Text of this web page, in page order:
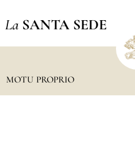
La SANTA SEDE
MOTU PROPRIO